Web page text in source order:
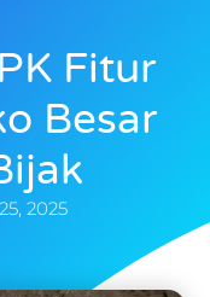
Fitur
Besar
2025